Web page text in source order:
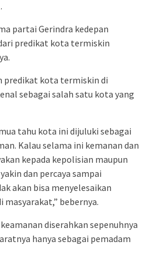
partai Gerindra kedepan
predikat kota termiskin
predikat kota termiskin di
sebagai salah satu kota yang
tahu kota ini dijuluki sebagai
Kalau selama ini kemanan dan
kepada kepolisian maupun
dan percaya sampai
akan bisa menyelesaikan
masyarakat,” bebernya.
diserahkan sepenuhnya
hanya sebagai pemadam